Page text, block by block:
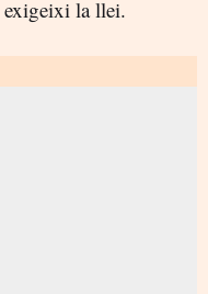
exigeixi la llei.